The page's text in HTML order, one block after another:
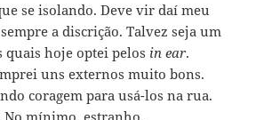
se isolando. Deve vir daí meu
a discrição. Talvez seja um
quais hoje optei pelos in ear.
uns externos muito bons.
coragem para usá-los na rua.